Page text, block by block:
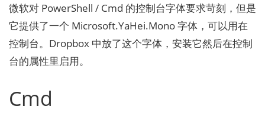
微软对 PowerShell / Cmd 的控制台字体要求苛刻，但是
它提供了一个 Microsoft.YaHei.Mono 字体，可以用在
控制台。Dropbox 中放了这个字体，安装它然后在控制
台的属性里启用。
Cmd